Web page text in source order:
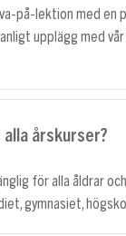
på-lektion med en
upplägg med
årskurser?
för alla åldrar
gymnasiet,